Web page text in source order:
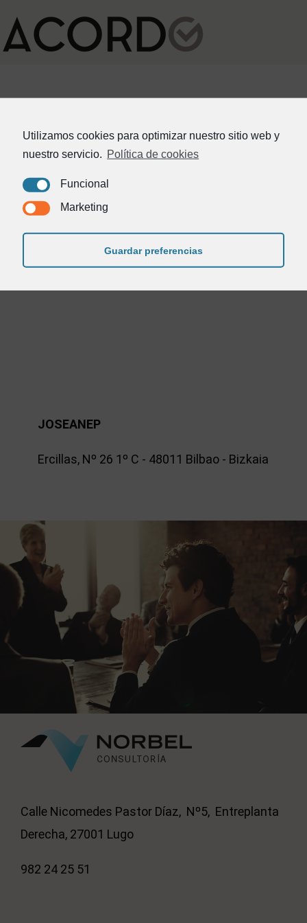
Utilizamos cookies para optimizar nuestro sitio web y
nuestro servicio. Política de cookies
Funcional
Marketing
Guardar preferencias
Inicio
982 24 25 81
acordo@acordo.es
JOSEANEP
Ercillas, Nº 26 1º C - 48011 Bilbao - Bizkaia
Calle Nicomedes Pastor Díaz, Nº5, Entreplanta
Derecha, 27001 Lugo
982 24 25 51